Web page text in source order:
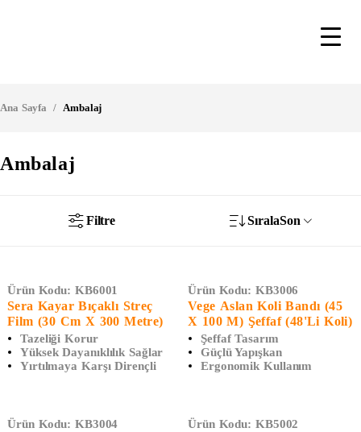
Ambalaj
Ana Sayfa / Ambalaj
Filtre SıralaSon
Ürün Kodu: KB6001
Sera Kayar Bıçaklı Streç
Film (30 Cm X 300 Metre)
Tazeliği Korur
Yüksek Dayanıklılık Sağlar
Yırtılmaya Karşı Dirençli
Ürün Kodu: KB3006
Vege Aslan Koli Bandı (45
X 100 M) Şeffaf (48'li Koli)
Şeffaf Tasarım
Güçlü Yapışkan
Ergonomik Kullanım
Ürün Kodu: KB3004 Ürün Kodu: KB5002